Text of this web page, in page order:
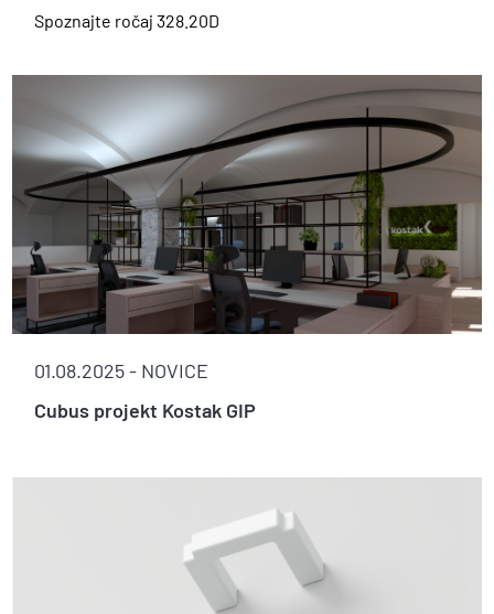
Spoznajte ročaj 328.20D
01.08.2025 - NOVICE
Cubus projekt Kostak GIP